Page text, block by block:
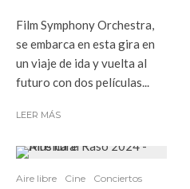
Film Symphony Orchestra,
se embarca en esta gira en
un viaje de ida y vuelta al
futuro con dos películas...
LEER MÁS
Aire libre Cine
Conciertos